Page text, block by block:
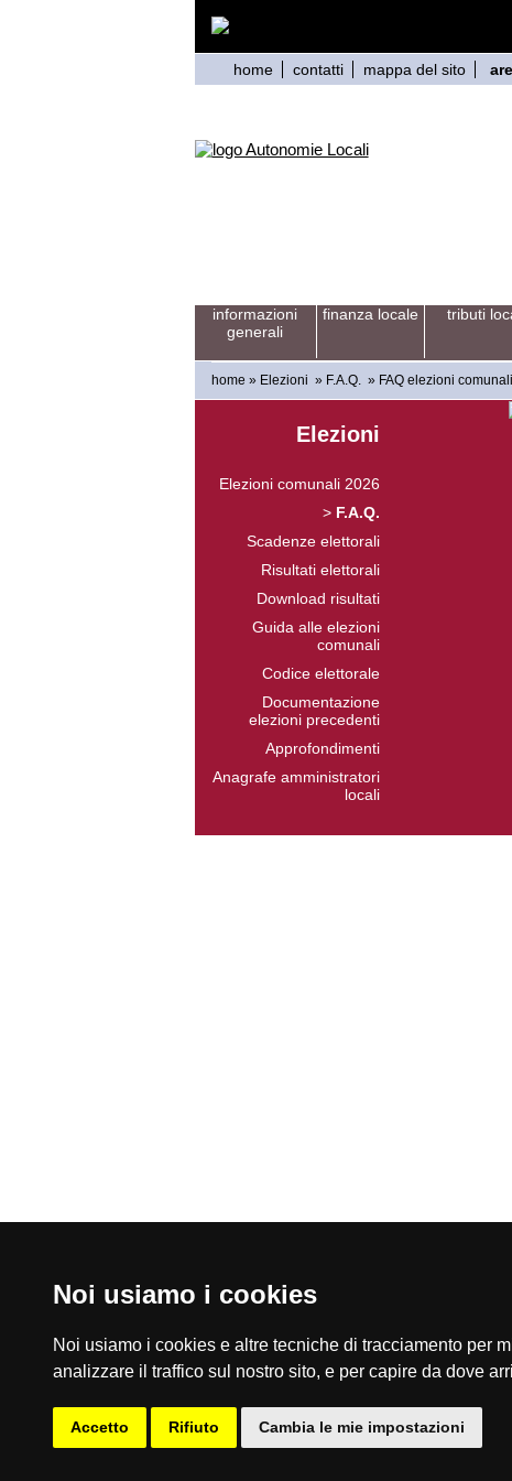
Noi usiamo i cookies
Noi usiamo i cookies e altre tecniche di tracciamento per
analizzare il traffico sul nostro sito, e per capire da dove
Accetto Rifiuto Cambia le mie impostazioni
home contatti mappa del sito
informazioni
generali
finanza locale tributi
home » Elezioni » F.A.Q. » FAQ elezioni comunali
Elezioni
Elezioni comunali 2026
> F.A.Q.
Scadenze elettorali
Risultati elettorali
Download risultati
Guida alle elezioni
comunali
Codice elettorale
Documentazione
elezioni precedenti
Approfondimenti
Anagrafe amministratori
locali
home
contatti
privacy
area riservata